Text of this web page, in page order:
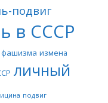
подвиг
в СССР
фашизма измена
личный
подвиг